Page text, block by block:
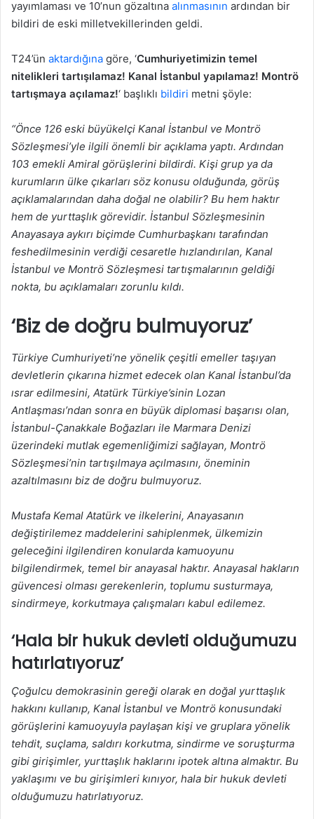
yayımlaması ve 10’nun gözaltına alınmasının ardından bir
bildiri de eski milletvekillerinden geldi.
T24’ün aktardığına göre, ‘Cumhuriyetimizin temel
nitelikleri tartışılamaz! Kanal İstanbul yapılamaz! Montrö
tartışmaya açılamaz!‘ başlıklı bildiri metni şöyle:
“Önce 126 eski büyükelçi Kanal İstanbul ve Montrö
Sözleşmesi’yle ilgili önemli bir açıklama yaptı. Ardından
103 emekli Amiral görüşlerini bildirdi. Kişi grup ya da
kurumların ülke çıkarları söz konusu olduğunda, görüş
açıklamalarından daha doğal ne olabilir? Bu hem haktır
hem de yurttaşlık görevidir. İstanbul Sözleşmesinin
Anayasaya aykırı biçimde Cumhurbaşkanı tarafından
feshedilmesinin verdiği cesaretle hızlandırılan, Kanal
İstanbul ve Montrö Sözleşmesi tartışmalarının geldiği
nokta, bu açıklamaları zorunlu kıldı.
‘Biz de doğru bulmuyoruz’
Türkiye Cumhuriyeti’ne yönelik çeşitli emeller taşıyan
devletlerin çıkarına hizmet edecek olan Kanal İstanbul’da
ısrar edilmesini, Atatürk Türkiye’sinin Lozan
Antlaşması’ndan sonra en büyük diplomasi başarısı olan,
İstanbul-Çanakkale Boğazları ile Marmara Denizi
üzerindeki mutlak egemenliğimizi sağlayan, Montrö
Sözleşmesi’nin tartışılmaya açılmasını, öneminin
azaltılmasını biz de doğru bulmuyoruz.
Mustafa Kemal Atatürk ve ilkelerini, Anayasanın
değiştirilemez maddelerini sahiplenmek, ülkemizin
geleceğini ilgilendiren konularda kamuoyunu
bilgilendirmek, temel bir anayasal haktır. Anayasal hakların
güvencesi olması gerekenlerin, toplumu susturmaya,
sindirmeye, korkutmaya çalışmaları kabul edilemez.
‘Hala bir hukuk devleti olduğumuzu
hatırlatıyoruz’
Çoğulcu demokrasinin gereği olarak en doğal yurttaşlık
hakkını kullanıp, Kanal İstanbul ve Montrö konusundaki
görüşlerini kamuoyuyla paylaşan kişi ve gruplara yönelik
tehdit, suçlama, saldırı korkutma, sindirme ve soruşturma
gibi girişimler, yurttaşlık haklarını ipotek altına almaktır. Bu
yaklaşımı ve bu girişimleri kınıyor, hala bir hukuk devleti
olduğumuzu hatırlatıyoruz.